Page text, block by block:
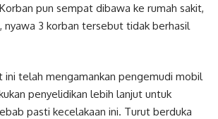
pun sempat dibawa ke rumah sakit,
nyawa 3 korban tersebut tidak berhasil
ini telah mengamankan pengemudi mobil
penyelidikan lebih lanjut untuk
pasti kecelakaan ini. Turut berduka